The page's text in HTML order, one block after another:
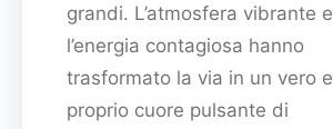
grandi. L’atmosfera vibrante e
l’energia contagiosa hanno
trasformato la via in un vero e
proprio cuore pulsante di